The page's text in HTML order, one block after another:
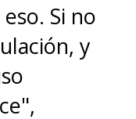
Si no
y